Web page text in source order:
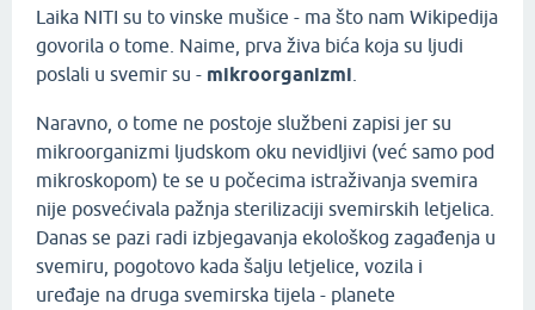
Laika NITI su to vinske mušice - ma što nam Wikipedija
govorila o tome. Naime, prva živa bića koja su ljudi
poslali u svemir su - mikroorganizmi
Naravno, o tome ne postoje službeni zapisi jer su
mikroorganizmi ljudskom oku nevidljivi (već samo pod
mikroskopom) te se u počecima istraživanja svemira
nije posvećivala pažnja sterilizaciji svemirskih letjelica.
Danas se pazi radi izbjegavanja ekološkog zagađenja u
svemiru, pogotovo kada šalju letjelice, vozila i
uređaje na druga svemirska tijela - planete